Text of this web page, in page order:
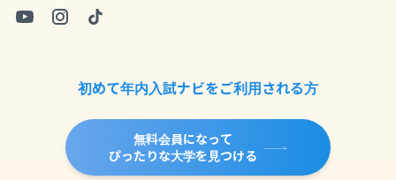
初めて年内入試ナビをご利用される方
無料会員になって
ぴったりな大学を見つける